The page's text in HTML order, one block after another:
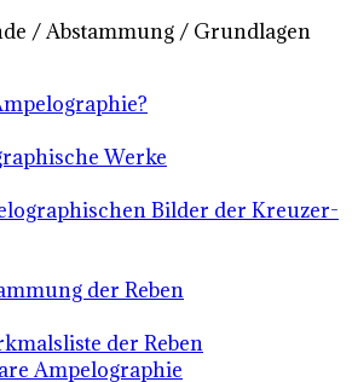
/ Abstammung / Grundlagen
Werke
Bilder der Kreuzer-
der Reben
der Reben
Ampelographie